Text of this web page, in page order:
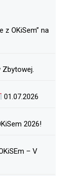
z OKiSem” na
Zbytowej.
01.07.2026
2026!
– V